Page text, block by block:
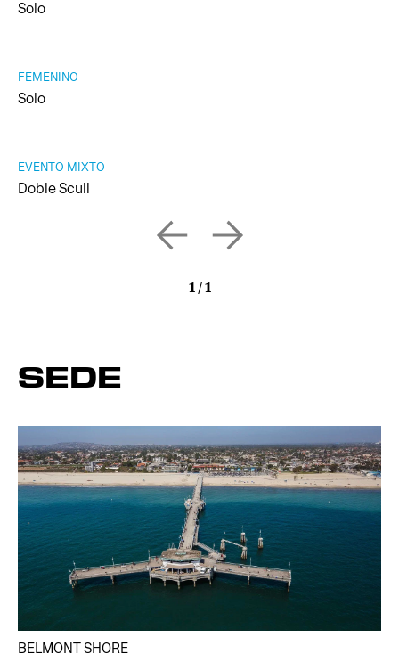
Solo
Solo
FEMENINO
Doble Scull
EVENTO MIXTO
1 /1
SEDE
BELMONT SHORE